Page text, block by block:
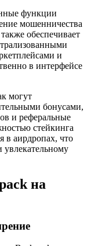
функции
мошенничества
обеспечивает
и
в интерфейсе
могут
бонусами,
и реферальные
стейкинга
в аирдропах, что
увлекательному
на